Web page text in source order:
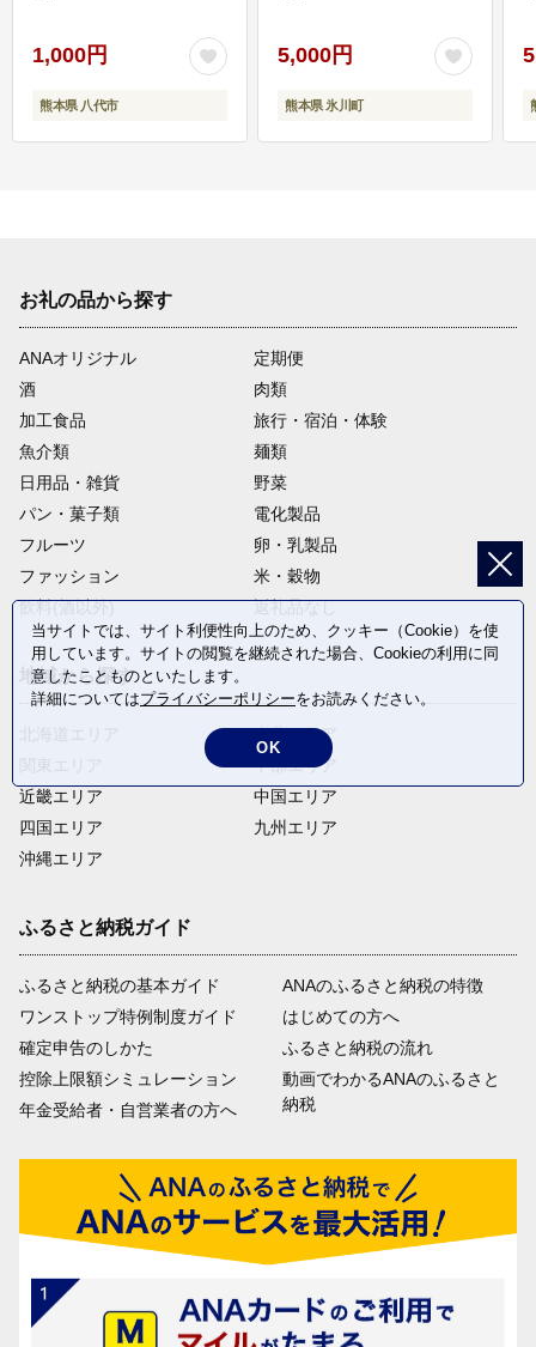
1,000円
熊本県 八代市
5,000円
熊本県 氷川町
お礼の品から探す
ANAオリジナル
定期便
酒
肉類
加工食品
旅行・宿泊・体験
魚介類
麺類
日用品・雑貨
野菜
パン・菓子類
電化製品
フルーツ
卵・乳製品
ファッション
米・穀物
飲料(酒以外)
返礼品なし
地域から探す
近畿エリア
四国エリア
沖縄エリア
東北エリア
中部エリア
中国エリア
九州エリア
ふるさと納税ガイド
ふるさと納税の基本ガイド
ワンストップ特例制度ガイド
確定申告のしかた
控除上限額シミュレーション
年金受給者・自営業者の方へ
ANAのふるさと納税の特徴
はじめての方へ
ふるさと納税の流れ
動画でわかるANAのふるさと
納税
当サイトでは、サイト利便性向上のため、クッキー（Cookie）を使
用しています。サイトの閲覧を継続された場合、Cookieの利用に同
意したことものといたします。
詳細についてはプライバシーポリシーをお読みください。
OK